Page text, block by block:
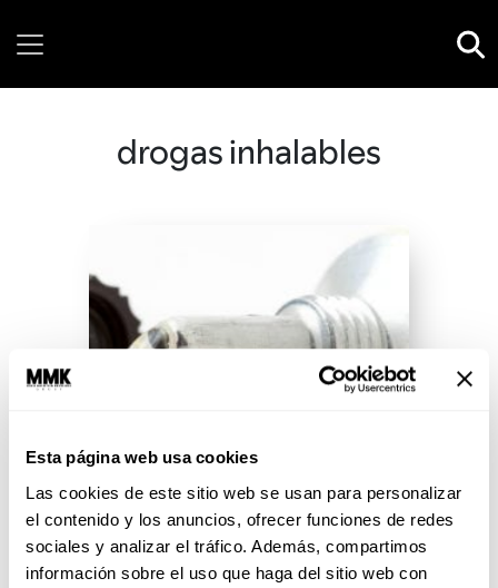
Esta página web usa cookies
Las cookies de este sitio web se usan para personalizar
el contenido y los anuncios, ofrecer funciones de redes
sociales y analizar el tráfico. Además, compartimos
información sobre el uso que haga del sitio web con
drogas inhalables
Los inhalables: la “mona” y “el
activo”